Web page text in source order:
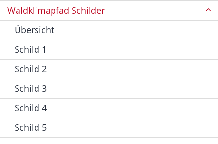
Waldklimapfad Schilder
Übersicht
Schild 1
Schild 2
Schild 3
Schild 4
Schild 5